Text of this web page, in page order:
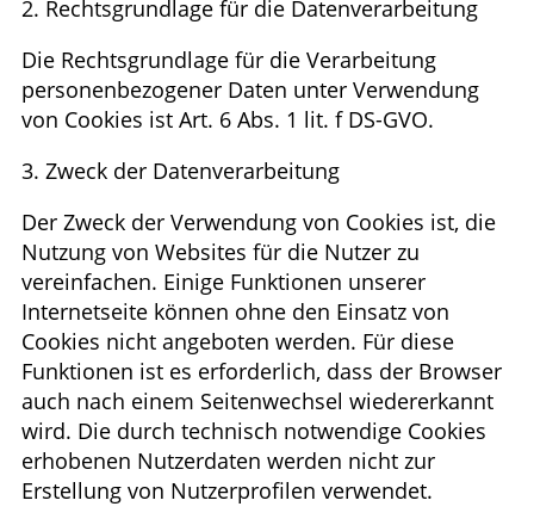
2. Rechtsgrundlage für die Datenverarbeitung
Die Rechtsgrundlage für die Verarbeitung
personenbezogener Daten unter Verwendung
von Cookies ist Art. 6 Abs. 1 lit. f DS-GVO.
3. Zweck der Datenverarbeitung
Der Zweck der Verwendung von Cookies ist, die
Nutzung von Websites für die Nutzer zu
vereinfachen. Einige Funktionen unserer
Internetseite können ohne den Einsatz von
Cookies nicht angeboten werden. Für diese
Funktionen ist es erforderlich, dass der Browser
auch nach einem Seitenwechsel wiedererkannt
wird. Die durch technisch notwendige Cookies
erhobenen Nutzerdaten werden nicht zur
Erstellung von Nutzerprofilen verwendet.